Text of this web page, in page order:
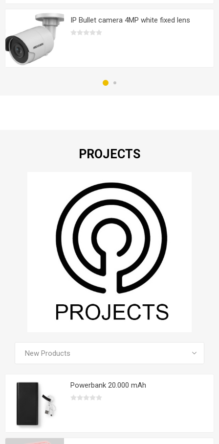
IP Bullet camera 4MP white fixed lens
PROJECTS
VOIR TOUS LES PRODUITS
Powerbank 20.000 mAh